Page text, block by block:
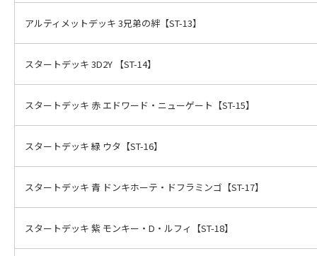
アルティメットデッキ 3兄弟の絆【ST-13】
スタートデッキ 3D2Y 【ST-14】
スタートデッキ 赤 エドワード・ニューゲート【ST-15】
スタートデッキ 緑 ウタ【ST-16】
スタートデッキ 青 ドンキホーテ・ドフラミンゴ【ST-17】
スタートデッキ 紫 モンキー・D・ルフィ【ST-18】